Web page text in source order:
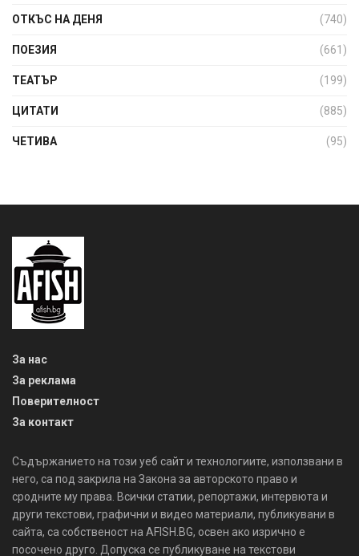
ОТКЪС НА ДЕНЯ (740)
ПОЕЗИЯ (661)
ТЕАТЪР (199)
ЦИТАТИ (885)
ЧЕТИВА (95)
За нас
За реклама
Поверителност
За контакт
Съдържанието на този уеб сайт и технологиите, използвани в
него, са под закрила на Закона за авторското право и
сродните му права. Всички статии, репортажи, интервюта и
други текстови, графични и видео материали, публикувани в
сайта, са собственост на AFISH.BG, освен ако изрично е
посочено друго. Допуска се публикуване на текстови